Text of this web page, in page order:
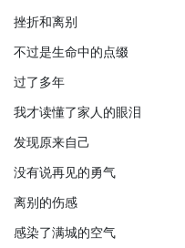
挫折和离别
不过是生命中的点缀
过了多年
我才读懂了家人的眼泪
发现原来自己
没有说再见的勇气
离别的伤感
感染了满城的空气